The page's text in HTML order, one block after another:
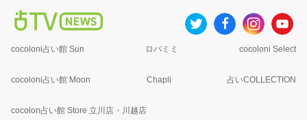
cocoloni占い館 Sun ロバミミ cocoloni Select
cocoloni占い館 Moon Chapli 占いCOLLECTION
cocolon占い館 Store 立川店・川越店